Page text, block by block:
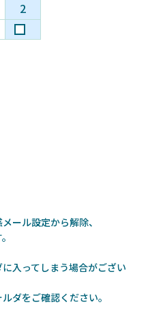
2
ール設定から解除、
入ってしまう場合がござい
ダをご確認ください。